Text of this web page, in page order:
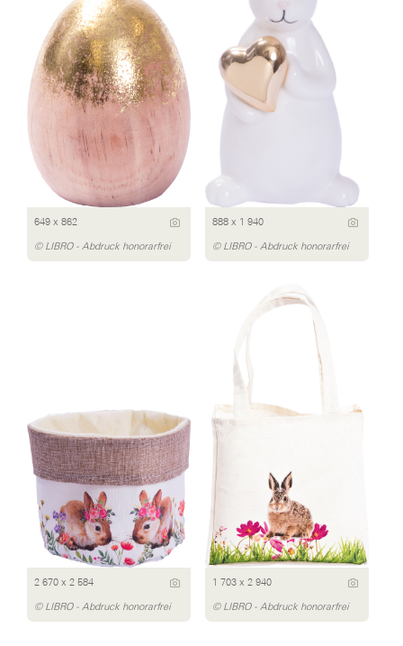
649 x 862
© LIBRO - Abdruck honorarfrei
888 x 1 940
© LIBRO - Abdruck honorarfrei
2 670 x 2 584
© LIBRO - Abdruck honorarfrei
1 703 x 2 940
© LIBRO - Abdruck honorarfrei